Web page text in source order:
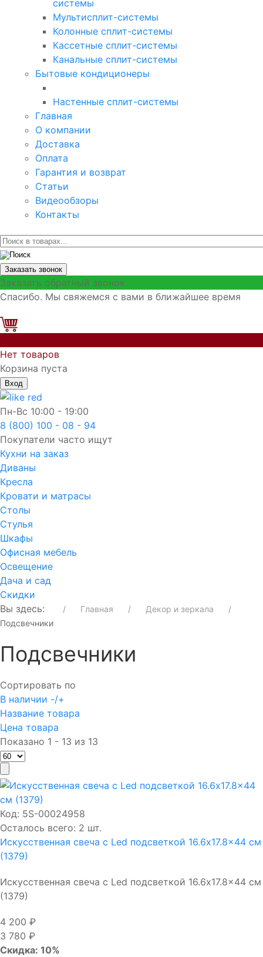
системы
Мультисплит-системы
Колонные сплит-системы
Кассетные сплит-системы
Канальные сплит-системы
Бытовые кондиционеры
Настенные сплит-системы
Главная
О компании
Доставка
Оплата
Гарантия и возврат
Статьи
Видеообзоры
Контакты
Заказать звонок
Заказать обратный звонок
Спасибо. Мы свяжемся с вами в ближайшее время
Нет товаров
Корзина пуста
Вход
Пн-Вс 10:00 - 19:00
8 (800) 100 - 08 - 94
Покупатели часто ищут
Кухни на заказ
Диваны
Кресла
Кровати и матрасы
Столы
Стулья
Шкафы
Офисная мебель
Освещение
Дача и сад
Скидки
Вы здесь:
Главная
Декор и зеркала
Подсвечники
Подсвечники
Сортировать по
В наличии -/+
Название товара
Цена товара
Показано 1 - 13 из 13
Код: 5S-00024958
Осталось всего: 2 шт.
Искусственная свеча с Led подсветкой 16.6x17.8x44 см
(1379)
Искусственная свеча с Led подсветкой 16.6x17.8x44 см
(1379)
4 200 ₽
3 780 ₽
Скидка: 10%